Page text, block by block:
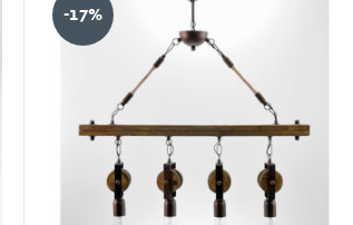
-17%